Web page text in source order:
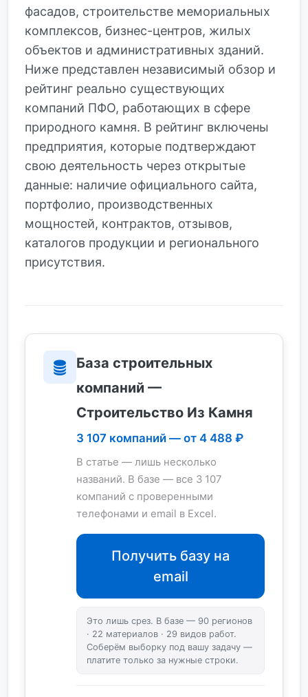
фасадов, строительстве мемориальных
комплексов, бизнес-центров, жилых
объектов и административных зданий.
Ниже представлен независимый обзор и
рейтинг реально существующих
компаний ПФО, работающих в сфере
природного камня. В рейтинг включены
предприятия, которые подтверждают
свою деятельность через открытые
данные: наличие официального сайта,
портфолио, производственных
мощностей, контрактов, отзывов,
каталогов продукции и регионального
присутствия.
База строительных
компаний —
Строительство Из Камня
3 107 компаний — от 4 488 ₽
В статье — лишь несколько
названий. В базе — все 3 107
компаний с проверенными
телефонами и email в Excel.
Получить базу на
email
Это лишь срез. В базе — 90 регионов
· 22 материалов · 29 видов работ.
Соберём выборку под вашу задачу —
платите только за нужные строки.